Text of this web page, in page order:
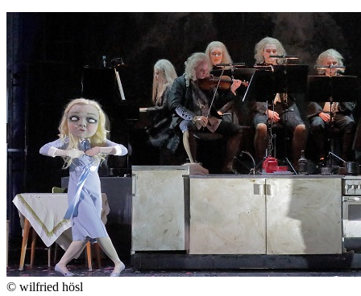
© wilfried hösl